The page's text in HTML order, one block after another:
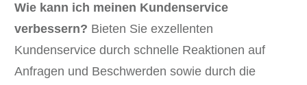
Wie kann ich meinen Kundenservice
verbessern? Bieten Sie exzellenten
Kundenservice durch schnelle Reaktionen auf
Anfragen und Beschwerden sowie durch die